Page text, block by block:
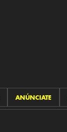
ANÚNCIATE